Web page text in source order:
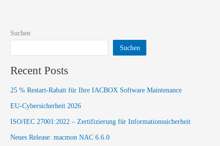
Suchen
Suchen
Recent Posts
25 % Restart-Rabatt für Ihre IACBOX Software Maintenance
EU-Cybersicherheit 2026
ISO/IEC 27001:2022 – Zertifizierung für Informationssicherheit
Neues Release: macmon NAC 6.6.0​